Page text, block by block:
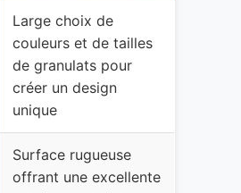
Large choix de
couleurs et de tailles
de granulats pour
créer un design
unique
Surface rugueuse
offrant une excellente